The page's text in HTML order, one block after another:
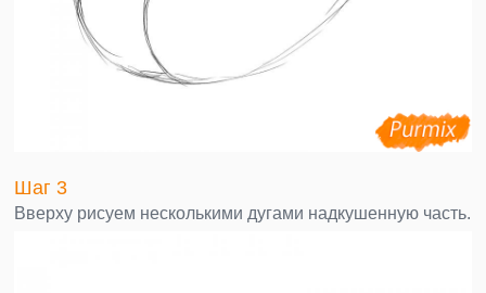
Шаг 3
Вверху рисуем несколькими дугами надкушенную часть.